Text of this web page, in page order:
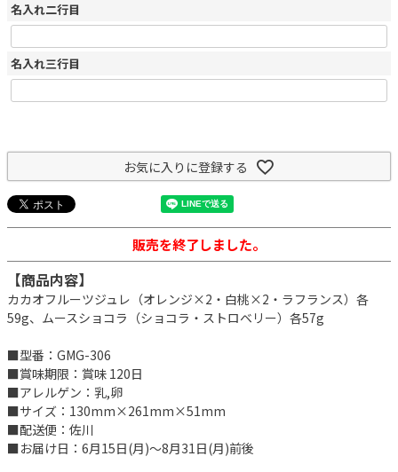
名入れ二行目
名入れ三行目
お気に入りに登録する
販売を終了しました。
【商品内容】
カカオフルーツジュレ（オレンジ×2・白桃×2・ラフランス）各
59g、ムースショコラ（ショコラ・ストロベリー）各57g
■型番：GMG-306
■賞味期限：賞味 120日
■アレルゲン：乳,卵
■サイズ：130mm×261mm×51mm
■配送便：佐川
■お届け日：6月15日(月)～8月31日(月)前後